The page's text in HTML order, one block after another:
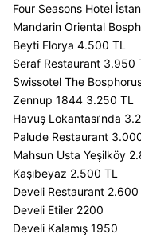
Four Seasons Hotel
Mandarin Oriental
Beyti Florya 4.500 TL
Seraf Restaurant 3.950
Swissotel The
Zennup 1844 3.250 TL
Havuş Lokantası’nda
Palude Restaurant
Mahsun Usta Yeşilköy
Kaşıbeyaz 2.500 TL
Develi Restaurant 2.600
Develi Etiler 2200
Develi Kalamış 1950